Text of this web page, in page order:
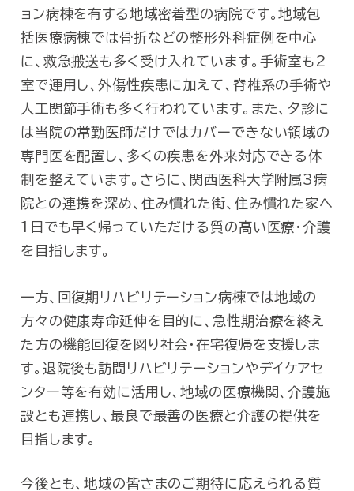
ョン病棟を有する地域密着型の病院です。地域包
括医療病棟では骨折などの整形外科症例を中心
に、救急搬送も多く受け入れています。手術室も2
室で運用し、外傷性疾患に加えて、脊椎系の手術や
人工関節手術も多く行われています。また、夕診に
は当院の常勤医師だけではカバーできない領域の
専門医を配置し、多くの疾患を外来対応できる体
制を整えています。さらに、関西医科大学附属3病
院との連携を深め、住み慣れた街、住み慣れた家へ
1日でも早く帰っていただける質の高い医療・介護
を目指します。
一方、回復期リハビリテーション病棟では地域の
方々の健康寿命延伸を目的に、急性期治療を終え
た方の機能回復を図り社会・在宅復帰を支援しま
す。退院後も訪問リハビリテーションやデイケアセ
ンター等を有効に活用し、地域の医療機関、介護施
設とも連携し、最良で最善の医療と介護の提供を
目指します。
今後とも、地域の皆さまのご期待に応えられる質